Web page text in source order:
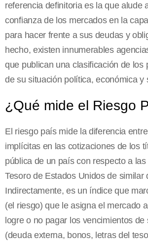
referencia definitoria es la que alude
confianza de los mercados en la
para hacer frente a sus deudas y
hecho, existen innumerables
que publican una clasificación de los
de su situación política, económica y
¿Qué mide el Riesgo
El riesgo país mide la diferencia
implícitas en las cotizaciones de los
pública de un país con respecto a
Tesoro de Estados Unidos de similar
Indirectamente, es un índice que
(el riesgo) que le asigna el mercado
logre o no pagar los vencimientos
(deuda externa, bonos, letras del